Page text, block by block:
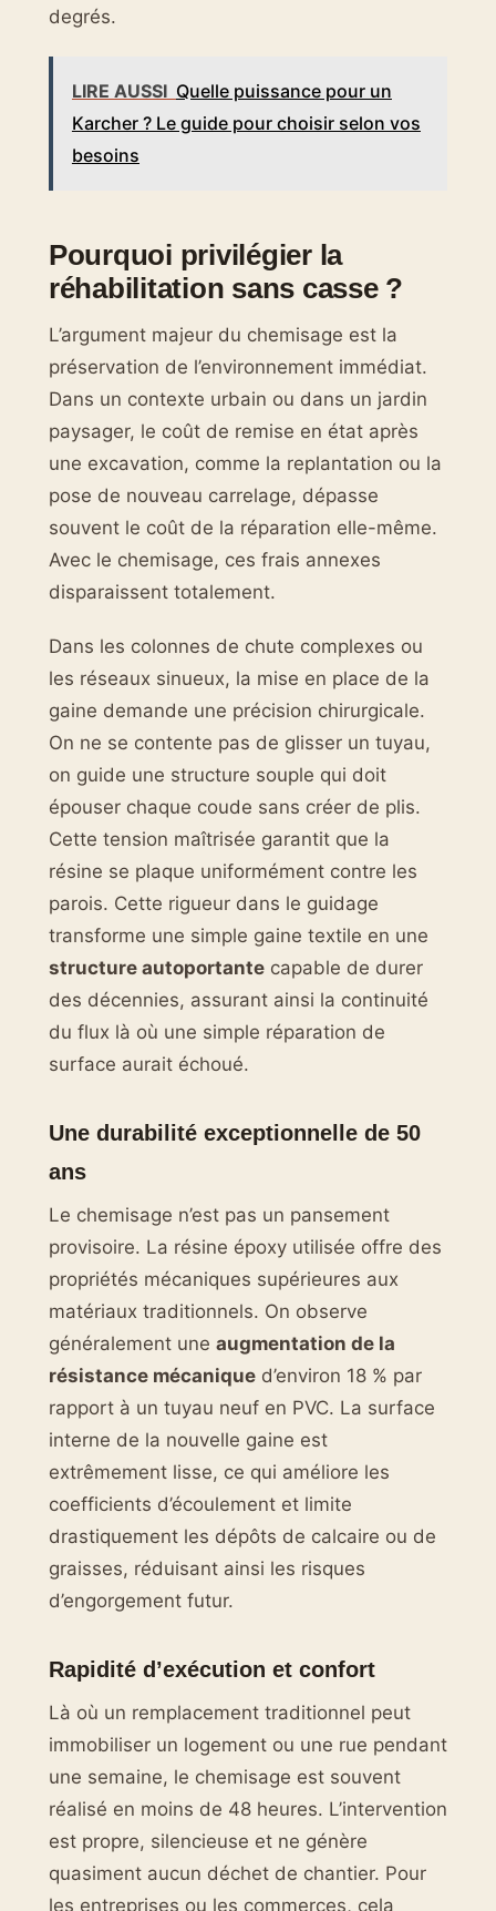
degrés.
LIRE AUSSI Quelle puissance pour un
Karcher ? Le guide pour choisir selon vos
besoins
Pourquoi privilégier la
réhabilitation sans casse ?
L’argument majeur du chemisage est la
préservation de l’environnement immédiat.
Dans un contexte urbain ou dans un jardin
paysager, le coût de remise en état après
une excavation, comme la replantation ou la
pose de nouveau carrelage, dépasse
souvent le coût de la réparation elle-même.
Avec le chemisage, ces frais annexes
disparaissent totalement.
Dans les colonnes de chute complexes ou
les réseaux sinueux, la mise en place de la
gaine demande une précision chirurgicale.
On ne se contente pas de glisser un tuyau,
on guide une structure souple qui doit
épouser chaque coude sans créer de plis.
Cette tension maîtrisée garantit que la
résine se plaque uniformément contre les
parois. Cette rigueur dans le guidage
transforme une simple gaine textile en une
structure autoportante capable de durer
des décennies, assurant ainsi la continuité
du flux là où une simple réparation de
surface aurait échoué.
Une durabilité exceptionnelle de 50
ans
Le chemisage n’est pas un pansement
provisoire. La résine époxy utilisée offre des
propriétés mécaniques supérieures aux
matériaux traditionnels. On observe
généralement une augmentation de la
résistance mécanique d’environ 18 % par
rapport à un tuyau neuf en PVC. La surface
interne de la nouvelle gaine est
extrêmement lisse, ce qui améliore les
coefficients d’écoulement et limite
drastiquement les dépôts de calcaire ou de
graisses, réduisant ainsi les risques
d’engorgement futur.
Rapidité d’exécution et confort
Là où un remplacement traditionnel peut
immobiliser un logement ou une rue pendant
une semaine, le chemisage est souvent
réalisé en moins de 48 heures. L’intervention
est propre, silencieuse et ne génère
quasiment aucun déchet de chantier. Pour
les entreprises ou les commerces, cela